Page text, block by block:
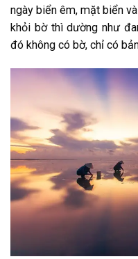
ngày biển êm, mặt biển
khỏi bờ thì dường như
đó không có bờ, chỉ có